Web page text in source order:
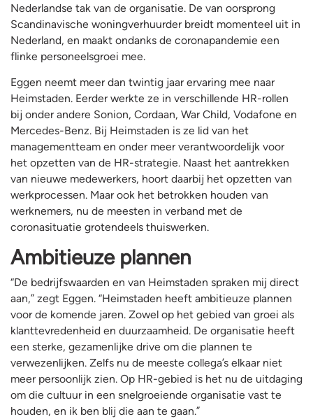
Nederlandse tak van de organisatie. De van oorsprong
Scandinavische woningverhuurder breidt momenteel uit in
Nederland, en maakt ondanks de coronapandemie een
flinke personeelsgroei mee.
Eggen neemt meer dan twintig jaar ervaring mee naar
Heimstaden. Eerder werkte ze in verschillende HR-rollen
bij onder andere Sonion, Cordaan, War Child, Vodafone en
Mercedes-Benz. Bij Heimstaden is ze lid van het
managementteam en onder meer verantwoordelijk voor
het opzetten van de HR-strategie. Naast het aantrekken
van nieuwe medewerkers, hoort daarbij het opzetten van
werkprocessen. Maar ook het betrokken houden van
werknemers, nu de meesten in verband met de
coronasituatie grotendeels thuiswerken.
Ambitieuze plannen
“De bedrijfswaarden en van Heimstaden spraken mij direct
aan,” zegt Eggen. “Heimstaden heeft ambitieuze plannen
voor de komende jaren. Zowel op het gebied van groei als
klanttevredenheid en duurzaamheid. De organisatie heeft
een sterke, gezamenlijke drive om die plannen te
verwezenlijken. Zelfs nu de meeste collega’s elkaar niet
meer persoonlijk zien. Op HR-gebied is het nu de uitdaging
om die cultuur in een snelgroeiende organisatie vast te
houden, en ik ben blij die aan te gaan.”